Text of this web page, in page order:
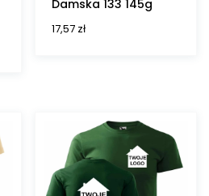
Damska 133 145g
17,57 zł